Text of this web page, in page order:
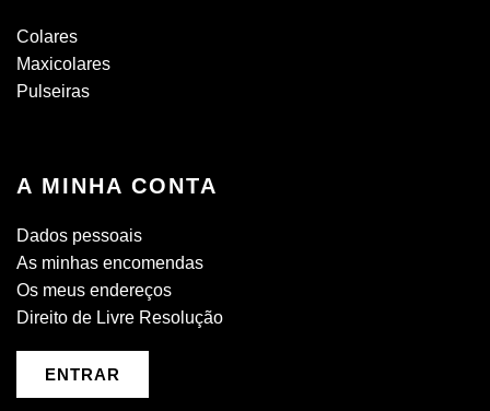
Colares
Maxicolares
Pulseiras
A MINHA CONTA
Dados pessoais
As minhas encomendas
Os meus endereços
Direito de Livre Resolução
ENTRAR